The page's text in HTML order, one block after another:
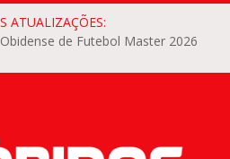
ATUALIZAÇÕES:
de Futebol Master 2026